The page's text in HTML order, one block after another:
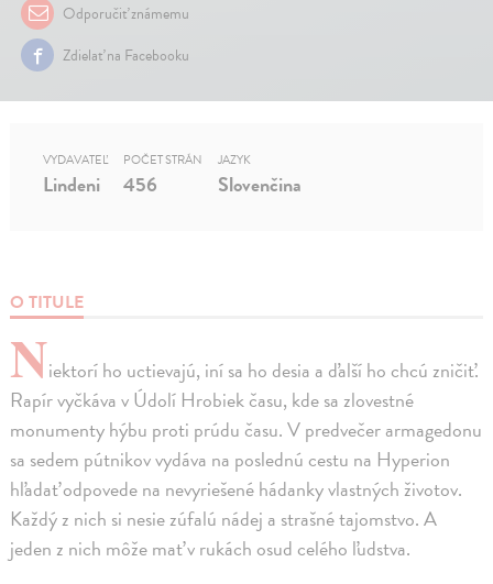
Odporučiť známemu
Zdielať na Facebooku
O TITULE
Niektorí ho uctievajú, iní sa ho desia a ďalší ho chcú zničiť.
Rapír vyčkáva v Údolí Hrobiek času, kde sa zlovestné
monumenty hýbu proti prúdu času. V predvečer armagedonu
sa sedem pútnikov vydáva na poslednú cestu na Hyperion
hľadať odpovede na nevyriešené hádanky vlastných životov.
Každý z nich si nesie zúfalú nádej a strašné tajomstvo. A
jeden z nich môže mať v rukách osud celého ľudstva.
VYDAVATEĽ
Lindeni
POČET STRÁN
456
JAZYK
Slovenčina